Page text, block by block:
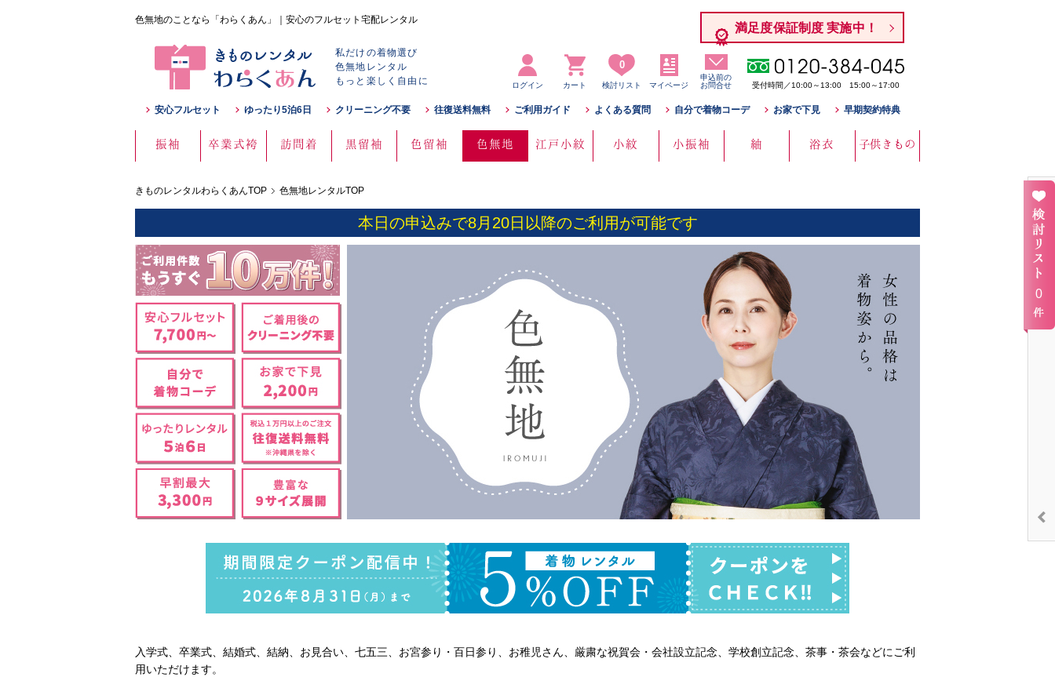
色無地のことなら「わらくあん」｜安心のフルセット宅配レンタル
満足度保証制度 実施中！
私だけの着物選び
色無地レンタル
もっと楽しく自由に
ログイン カート
0
検討リスト マイページ
申込前の
お問合せ
受付時間／10:00～13:00 15:00～17:00
安心フルセット ゆったり5泊6日 クリーニング不要 往復送料無料 ご利用ガイド よくある質問 自分で着物コーデ お家で下見 早期契約特典
振袖 卒業式袴 訪問着 黒留袖 色留袖 色無地 江戸小紋 小紋 小振袖 紬 浴衣 子供きもの
きものレンタルわらくあんTOP 色無地レンタルTOP
本日の申込みで8月20日以降のご利用が可能です
入学式、卒業式、結婚式、結納、お見合い、七五三、お宮参り・百日参り、お稚児さん、厳粛な祝賀会・会社設立記念、学校創立記念、茶事・茶会などにご利
用いただけます。
0